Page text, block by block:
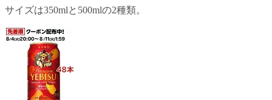
サイズは350mlと500mlの2種類。